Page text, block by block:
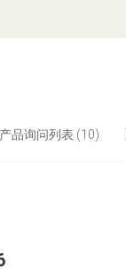
产品询问列表 (10)